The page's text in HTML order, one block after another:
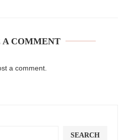
A COMMENT
a comment.
SEARCH